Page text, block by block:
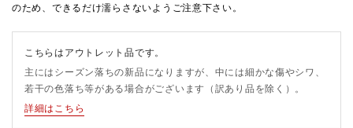
のため、できるだけ濡らさないようご注意下さい。
こちらはアウトレット品です。
主にはシーズン落ちの新品になりますが、中には細かな傷やシワ、
若干の色落ち等がある場合がございます（訳あり品を除く）。
詳細はこちら